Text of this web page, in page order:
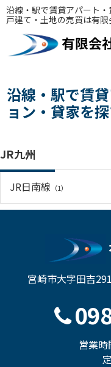
沿線・駅で賃貸アパート
戸建て・土地の売買は有
有限会
沿線・駅で賃
ョン・貸家を
JR九州
JR日南線 （1）
宮崎市大字田吉
営業